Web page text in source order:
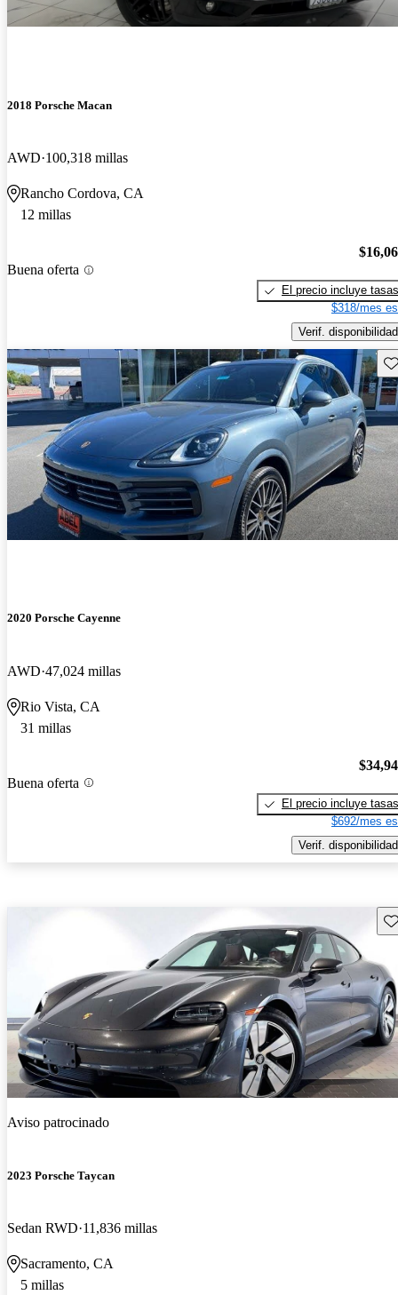
2018 Porsche Macan
AWD 100,318 millas
Rancho Cordova, CA
12 millas
Buena oferta
El precio incluye tasas
$318/mes
Verif. disponibilidad
2020 Porsche Cayenne
AWD 47,024 millas
Rio Vista, CA
31 millas
Buena oferta
El precio incluye tasas
$692/mes
Verif. disponibilidad
Aviso patrocinado
2023 Porsche Taycan
Sedan RWD 11,836 millas
Sacramento, CA
5 millas